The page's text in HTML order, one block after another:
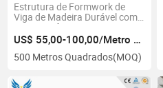
Estrutura de Formwork de
Viga de Madeira Durável com
Carga Uniforme para
Construção de Lajes H20
US$ 55,00-100,00/Metro Quadrado
500 Metros Quadrados(MOQ)